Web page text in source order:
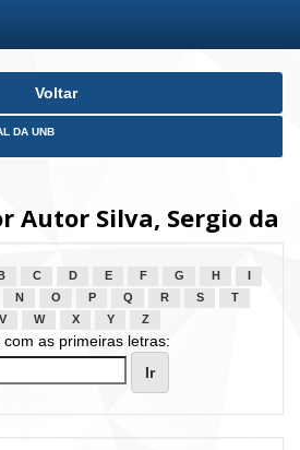
Voltar
DA UNB
Autor Silva, Sergio da
B C D E F G H
N O P Q R S
T
V W X Y Z
as primeiras letras: